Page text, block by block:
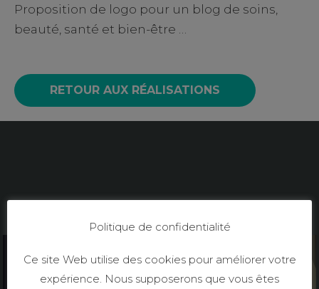
Proposition de logo pour un blog de soins,
beauté, santé et bien-être …
RETOUR AUX RÉALISATIONS
AFFICHE ILLUSTRÉE POUR UN ESCAPE GAME
SENSORIEL AUX SABLES D’OLONNE
Politique de confidentialité
Ce site Web utilise des cookies pour améliorer votre
expérience. Nous supposerons que vous êtes